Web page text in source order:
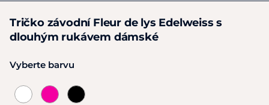
Tričko závodní Fleur de lys Edelweiss s
dlouhým rukávem dámské
Vyberte barvu